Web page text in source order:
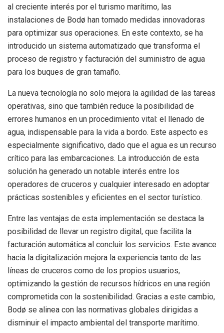
al creciente interés por el turismo marítimo, las
instalaciones de Bodø han tomado medidas innovadoras
para optimizar sus operaciones. En este contexto, se ha
introducido un sistema automatizado que transforma el
proceso de registro y facturación del suministro de agua
para los buques de gran tamaño.
La nueva tecnología no solo mejora la agilidad de las tareas
operativas, sino que también reduce la posibilidad de
errores humanos en un procedimiento vital: el llenado de
agua, indispensable para la vida a bordo. Este aspecto es
especialmente significativo, dado que el agua es un recurso
crítico para las embarcaciones. La introducción de esta
solución ha generado un notable interés entre los
operadores de cruceros y cualquier interesado en adoptar
prácticas sostenibles y eficientes en el sector turístico.
Entre las ventajas de esta implementación se destaca la
posibilidad de llevar un registro digital, que facilita la
facturación automática al concluir los servicios. Este avance
hacia la digitalización mejora la experiencia tanto de las
líneas de cruceros como de los propios usuarios,
optimizando la gestión de recursos hídricos en una región
comprometida con la sostenibilidad. Gracias a este cambio,
Bodø se alinea con las normativas globales dirigidas a
disminuir el impacto ambiental del transporte marítimo.